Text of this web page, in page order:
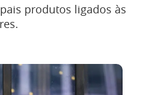
produtos ligados às